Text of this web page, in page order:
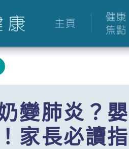
主頁
健康
焦點
變肺炎？
家長必讀指